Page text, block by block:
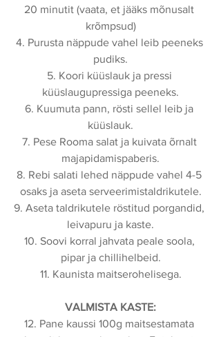
20 minutit (vaata, et jääks mõnusalt
krõmpsud)
4. Purusta näppude vahel leib peeneks
pudiks.
5. Koori küüslauk ja pressi
küüslaugupressiga peeneks.
6. Kuumuta pann, rösti sellel leib ja
küüslauk.
7. Pese Rooma salat ja kuivata õrnalt
majapidamispaberis.
8. Rebi salati lehed näppude vahel 4-5
osaks ja aseta serveerimistaldrikutele.
9. Aseta taldrikutele röstitud porgandid,
leivapuru ja kaste.
10. Soovi korral jahvata peale soola,
pipar ja chillihelbeid.
11. Kaunista maitserohelisega.
VALMISTA KASTE:
12. Pane kaussi 100g maitsestamata